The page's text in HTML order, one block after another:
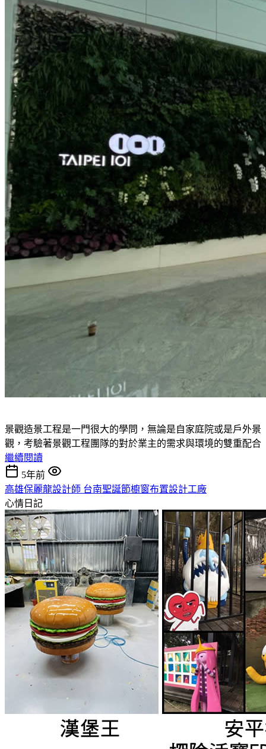
景觀造景工程是一門很大的學問，無論是自家庭院或是戶外景
觀，考驗著景觀工程團隊的對於業主的需求與環境的雙重配合
繼續閱讀
5年前
高雄保麗龍設計師 台南聖誕節櫥窗布置設計工廠
心情日記